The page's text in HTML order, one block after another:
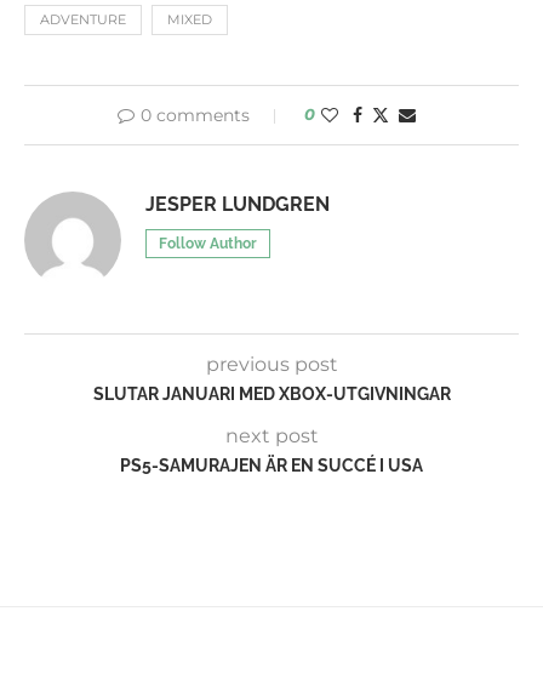
ADVENTURE MIXED
0 comments 0
JESPER LUNDGREN
Follow Author
previous post
SLUTAR JANUARI MED XBOX-UTGIVNINGAR
next post
PS5-SAMURAJEN ÄR EN SUCCÉ I USA